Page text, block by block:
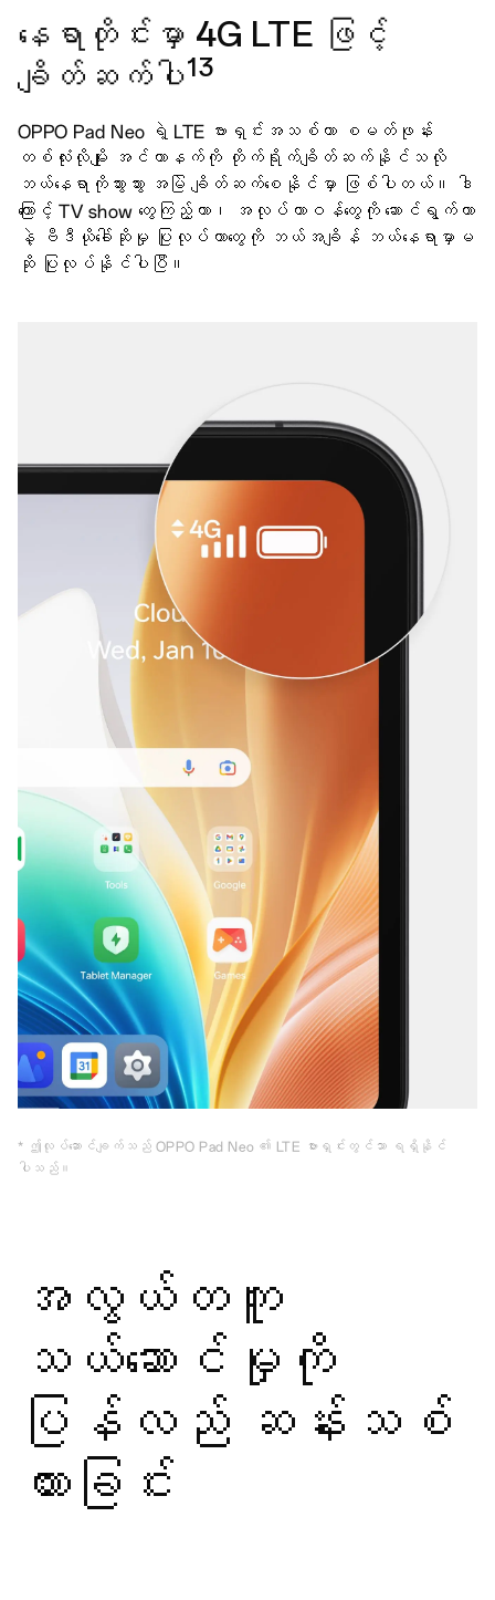
နေရာတိုင်းမှာ 4G LTE ဖြင့်
ချိတ်ဆက်ပါ13
OPPO Pad Neo ရဲ့ LTE ဗားရှင်းအသစ်ဟာ စမတ်ဖုန်း
တစ်လုံးလိုမျိုး အင်တာနက်ကို တိုက်ရိုက်ချိတ်ဆက်နိုင်သလို
ဘယ်နေရာကိုသွားသွား အမြဲ ချိတ်ဆက်စေနိုင်မှာ ဖြစ်ပါတယ်။ ဒါ
ကြောင့် TV show တွေကြည့်တာ၊ အလုပ်တာဝန်တွေကို ဆောင်ရွက်တာ
နဲ့ ဗီဒီယိုခေါ်ဆိုမှု ပြုလုပ်တာတွေကို ဘယ်အချိန် ဘယ်နေရာမှာမ
ဆို ပြုလုပ်နိုင်ပါပြီ။
* ဤလုပ်ဆောင်ချက်သည် OPPO Pad Neo ၏ LTE ဗားရှင်းတွင်သာ ရရှိနိုင်
ပါသည်။
အလွယ်တကူ
သယ်ဆောင်မှုကို
ပြန်လည် ဆန်းသစ်
ထားခြင်း